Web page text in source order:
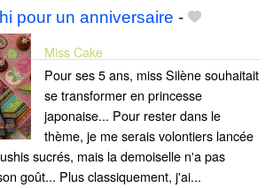
pour un anniversaire -
Miss Cake
Pour ses 5 ans, miss Silène souhaitait
se transformer en princesse
japonaise... Pour rester dans le
thème, je me serais volontiers lancée
sucrés, mais la demoiselle n'a pas
goût... Plus classiquement, j'ai...